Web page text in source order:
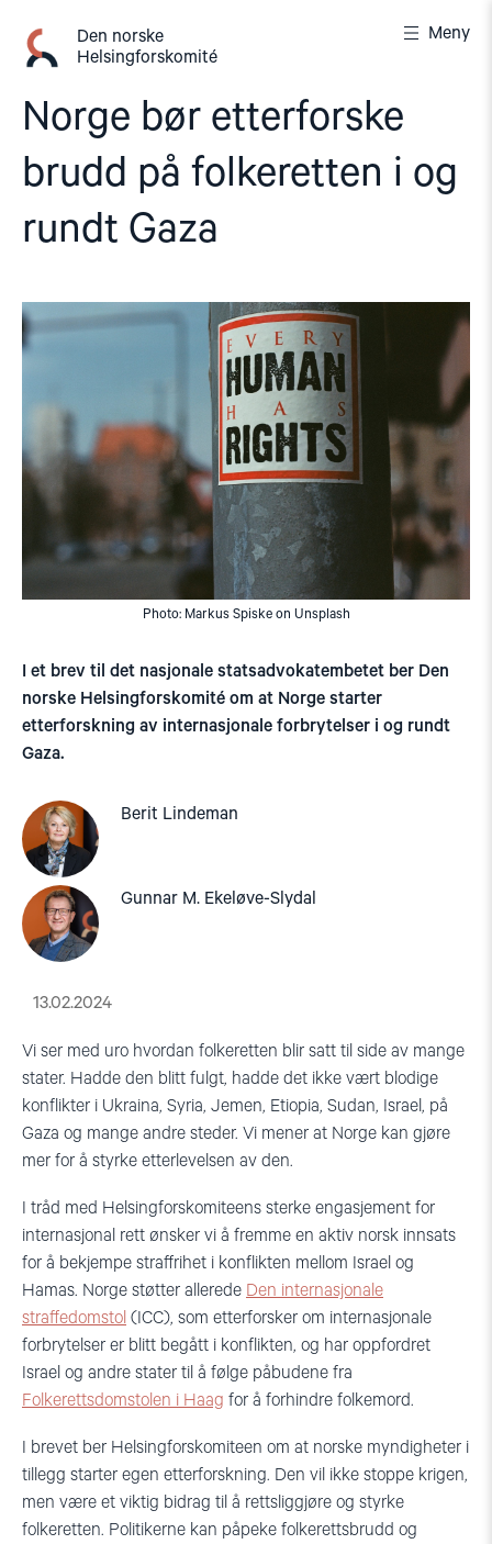
innhold
Den norske
Helsingforskomité
Meny
Norge bør etterforske
brudd på folkeretten i og
rundt Gaza
Photo: Markus Spiske on Unsplash
I et brev til det nasjonale statsadvokatembetet ber Den
norske Helsingforskomité om at Norge starter
etterforskning av internasjonale forbrytelser i og rundt
Gaza.
Berit Lindeman
Gunnar M. Ekeløve-Slydal
13.02.2024
Vi ser med uro hvordan folkeretten blir satt til side av mange
stater. Hadde den blitt fulgt, hadde det ikke vært blodige
konflikter i Ukraina, Syria, Jemen, Etiopia, Sudan, Israel, på
Gaza og mange andre steder. Vi mener at Norge kan gjøre
mer for å styrke etterlevelsen av den.
I tråd med Helsingforskomiteens sterke engasjement for
internasjonal rett ønsker vi å fremme en aktiv norsk innsats
for å bekjempe straffrihet i konflikten mellom Israel og
Hamas. Norge støtter allerede Den internasjonale
straffedomstol (ICC), som etterforsker om internasjonale
forbrytelser er blitt begått i konflikten, og har oppfordret
Israel og andre stater til å følge påbudene fra
Folkerettsdomstolen i Haag for å forhindre folkemord.
I brevet ber Helsingforskomiteen om at norske myndigheter i
tillegg starter egen etterforskning. Den vil ikke stoppe krigen,
men være et viktig bidrag til å rettsliggjøre og styrke
folkeretten. Politikerne kan påpeke folkerettsbrudd og